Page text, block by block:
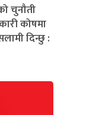
चुनौती
कोषमा
दिन्छु :